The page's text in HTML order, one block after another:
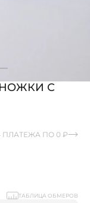
С
ПЛАТЕЖА ПО 0 ₽
ТАБЛИЦА ОБМЕРОВ